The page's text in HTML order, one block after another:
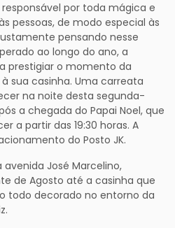
por toda mágica e
pessoas, de modo especial às
pensando nesse
ao longo do ano, a
prestigiar o momento da
sua casinha. Uma carreata
na noite desta segunda-
a chegada do Papai Noel, que
a partir das 19:30 horas. A
do Posto JK.
avenida José Marcelino,
de Agosto até a casinha que
todo decorado no entorno da